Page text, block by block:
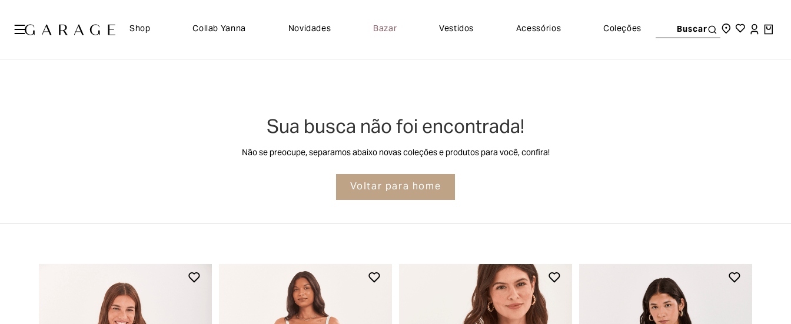
Shop Collab Yanna Novidades Bazar Vestidos Acessórios Coleções Buscar
Sua busca não foi encontrada!
Não se preocupe, separamos abaixo novas coleções e produtos para você, confira!
Voltar para home